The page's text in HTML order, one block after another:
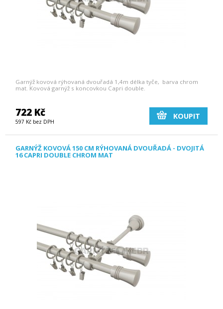
Garnýž kovová rýhovaná dvouřadá 1,4m délka tyče, barva chrom
mat. Kovová garnýž s koncovkou Capri double.
722 Kč
597 Kč bez DPH
KOUPIT
GARNÝŽ KOVOVÁ 150 CM RÝHOVANÁ DVOUŘADÁ - DVOJITÁ
16 CAPRI DOUBLE CHROM MAT